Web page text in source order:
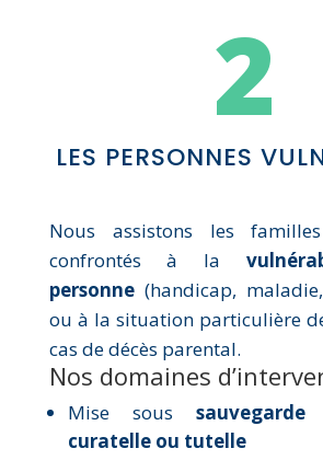
2
LES PERSONNES
Nous assistons les
confrontés à la
personne(handicap,
ou à la situation particulière
cas de décès parental.
Nos domaines
Mise sous
curatelle ou tutelle